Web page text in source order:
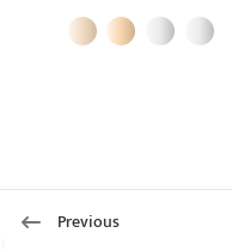
Previous